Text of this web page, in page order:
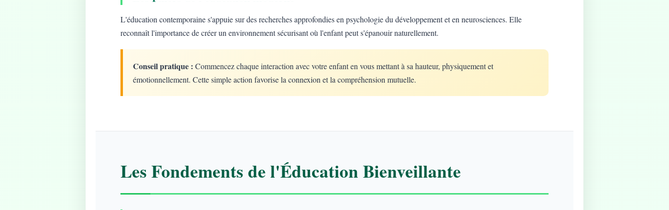
L'éducation contemporaine s'appuie sur des recherches approfondies en psychologie du développement et en neurosciences. Elle
reconnaît l'importance de créer un environnement sécurisant où l'enfant peut s'épanouir naturellement.
Conseil pratique : Commencez chaque interaction avec votre enfant en vous mettant à sa hauteur, physiquement et
émotionnellement. Cette simple action favorise la connexion et la compréhension mutuelle.
Les Fondements de l'Éducation Bienveillante